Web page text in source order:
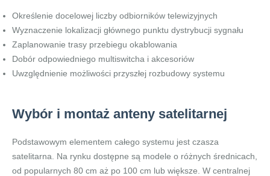
Określenie docelowej liczby odbiorników telewizyjnych
Wyznaczenie lokalizacji głównego punktu dystrybucji sygnału
Zaplanowanie trasy przebiegu okablowania
Dobór odpowiedniego multiswitcha i akcesoriów
Uwzględnienie możliwości przyszłej rozbudowy systemu
Wybór i montaż anteny satelitarnej
Podstawowym elementem całego systemu jest czasza
satelitarna. Na rynku dostępne są modele o różnych średnicach,
od popularnych 80 cm aż po 100 cm lub większe. W centralnej